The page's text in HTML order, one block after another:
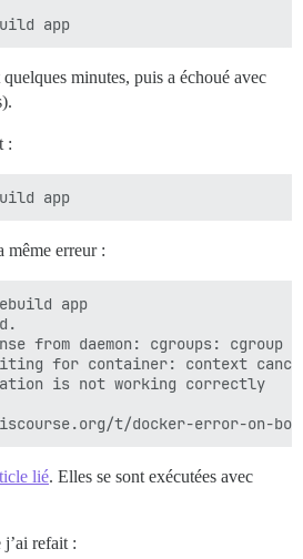
minutes, puis a échoué avec
:
même erreur :
app
from daemon: cgroups: cgroup
for container: context
is not working correctly
lié. Elles se sont exécutées avec
refait :